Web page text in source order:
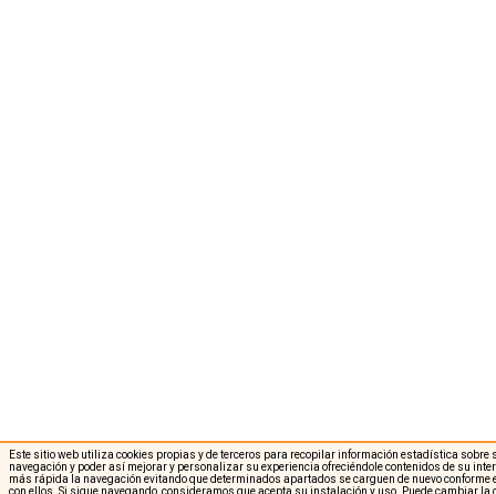
Este sitio web utiliza cookies propias y de terceros para recopilar información estadística sobre
navegación y poder así mejorar y personalizar su experiencia ofreciéndole contenidos de su
más rápida la navegación evitando que determinados apartados se carguen de nuevo
con ellos. Si sigue navegando, consideramos que acepta su instalación y uso. Puede cambiar la